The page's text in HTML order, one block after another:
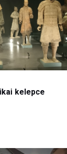
kelepce